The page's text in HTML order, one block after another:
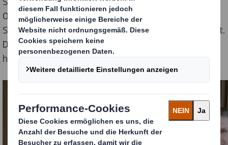
Organisation ausgewählt, die sich mit Herz und
Sachverstand für den Natur- und Artenschutz einsetzt.
Dieses Engagement wollen wir mit unserer Spende
honorieren und konkrete Projekte unterstützen.“